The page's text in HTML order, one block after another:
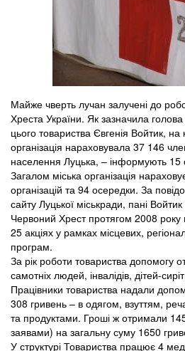
Майже чверть лучан залучені до
Хреста України. Як зазначила голова
цього товариства Євгенія Войтик, на
організація нараховувала 37 146
населення Луцька, – інформують 15
Загалом міська організація
організацій та 94 осередки. За
сайту Луцької міськради, пані
Червоний Хрест протягом 2008 року
25 акціях у рамках місцевих,
програм.
За рік роботи товариства допомогу
самотніх людей, інвалідів, дітей-
Працівники товариства надали
308 гривень – в одягом, взуттям,
та продуктами. Гроші ж отримали 145
заявами) на загальну суму 1650
У структурі Товариства працює 4